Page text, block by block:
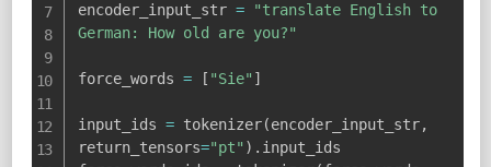
encoder_input_str =
"translate English to
German: How old are you?"
force_words = [ "Sie" ]
input_ids = tokenizer(encoder_input_str,
return_tensors="pt" ) . input_ids